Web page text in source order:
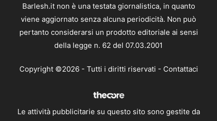
Barlesh.it non è una testata giornalistica, in quanto
viene aggiornato senza alcuna periodicità. Non può
pertanto considerarsi un prodotto editoriale ai sensi
della legge n. 62 del 07.03.2001
Copyright ©2026 - Tutti i diritti riservati - Contattaci
Le attività pubblicitarie su questo sito sono gestite da